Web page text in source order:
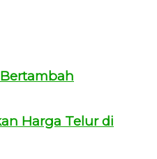
Harga Telur di